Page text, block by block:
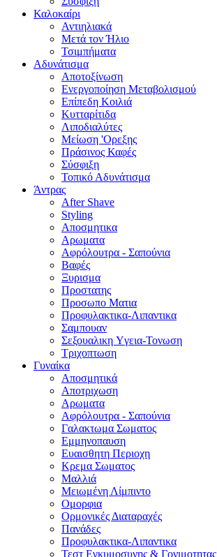
Καλοκαίρι
Αντιηλιακά
Μετά τον Ήλιο
Τσιμπήματα
Αδυνάτισμα
Αποτοξίνωση
Ενεργοποίηση Μεταβολισμού
Επίπεδη Κοιλιά
Κυτταρίτιδα
Λιποδιαλύτες
Μείωση 'Ορεξης
Πράσινος Καφές
Σύσφιξη
Τοπικό Αδυνάτισμα
Άντρας
After Shave
Styling
Αποσμητικα
Αρωματα
Αφρόλουτρα - Σαπούνια
Βαφές
Ξυρισμα
Προστατης
Προσωπο Ματια
Προφυλακτικα-Λιπαντικα
Σαμπουαν
Σεξουαλικη Yγεια-Τονωση
Τριχοπτωση
Γυναίκα
Αποσμητικά
Αποτριχωση
Αρωματα
Αφρόλουτρα - Σαπούνια
Γαλακτωμα Σωματος
Εμμηνοπαυση
Ευαισθητη Περιοχη
Κρεμα Σωματος
Μαλλιά
Μειωμένη Λίμπιντο
Ομορφια
Ορμονικές Διαταραχές
Πανάδες
Προφυλακτικα-Λιπαντικα
Τεστ Εγκυμοσυνης & Γονιμοτητας